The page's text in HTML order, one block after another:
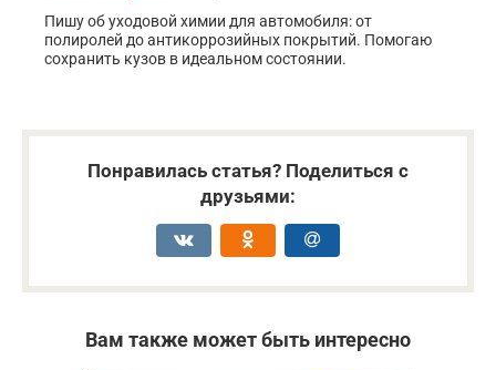
Пишу об уходовой химии для автомобиля: от
полиролей до антикоррозийных покрытий. Помогаю
сохранить кузов в идеальном состоянии.
Понравилась статья? Поделиться с
друзьями:
Вам также может быть интересно